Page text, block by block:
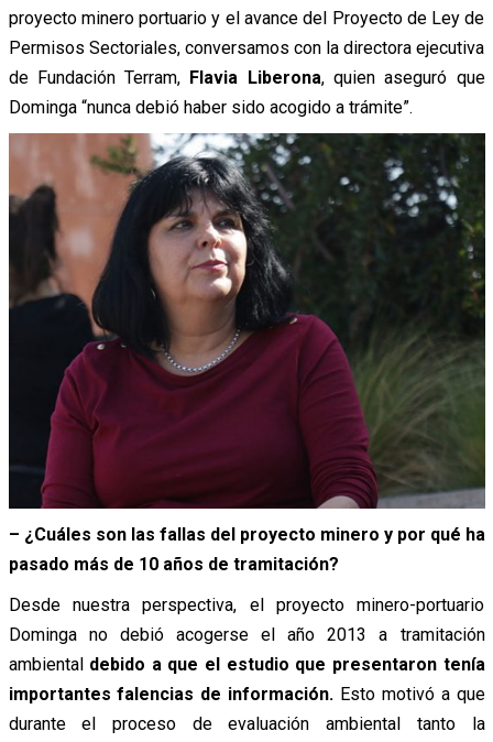
proyecto minero portuario y el avance del Proyecto de Ley de
Permisos Sectoriales, conversamos con la directora ejecutiva
de Fundación Terram, Flavia Liberona, quien aseguró que
Dominga “nunca debió haber sido acogido a trámite”.
– ¿Cuáles son las fallas del proyecto minero y por qué ha
pasado más de 10 años de tramitación?
Desde nuestra perspectiva, el proyecto minero-portuario
Dominga no debió acogerse el año 2013 a tramitación
ambientaldebido a que el estudio que presentaron tenía
importantes falencias de información. Esto motivó a que
durante el proceso de evaluación ambiental tanto la